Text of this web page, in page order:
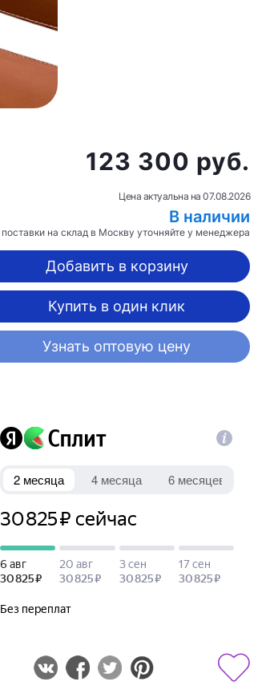
123 300 руб.
Цена актуальна на 07.08.2026
В наличии
на склад в Москву уточняйте у менеджера
Добавить в корзину
Купить в один клик
Узнать оптовую цену